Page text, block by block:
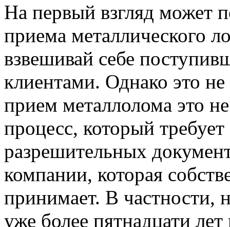
На первый взгляд может
приема металлического
взвешивай себе
клиентами. Однако это
прием металлолома это
процесс, который
разрешительных
компании, которая
принимает. В частности,
уже более пятнадцати